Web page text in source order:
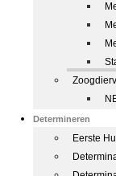
Determineren
Eerste